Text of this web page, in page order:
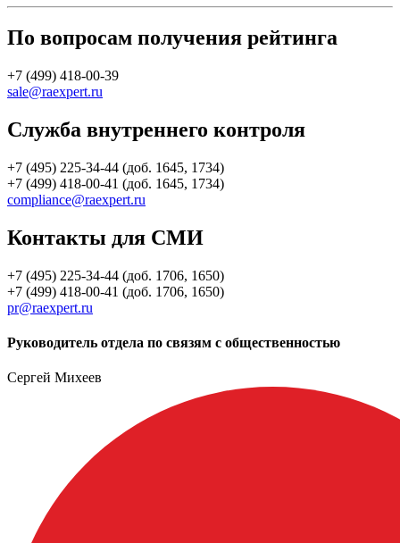
По вопросам получения рейтинга
+7 (499) 418-00-39
sale@raexpert.ru
Служба внутреннего контроля
+7 (495) 225-34-44 (доб. 1645, 1734)
+7 (499) 418-00-41 (доб. 1645, 1734)
compliance@raexpert.ru
Контакты для СМИ
+7 (495) 225-34-44 (доб. 1706, 1650)
+7 (499) 418-00-41 (доб. 1706, 1650)
pr@raexpert.ru
Руководитель отдела по связям с общественностью
Сергей Михеев